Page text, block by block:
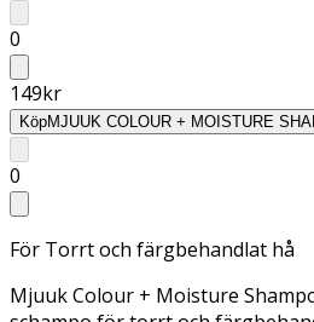
0
149kr
KöpMJUUK COLOUR + MOISTURE
0
För Torrt och färgbehandlat hå
Mjuuk Colour + Moisture